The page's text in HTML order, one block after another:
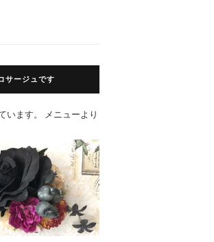
サージュです
います。 メニューより